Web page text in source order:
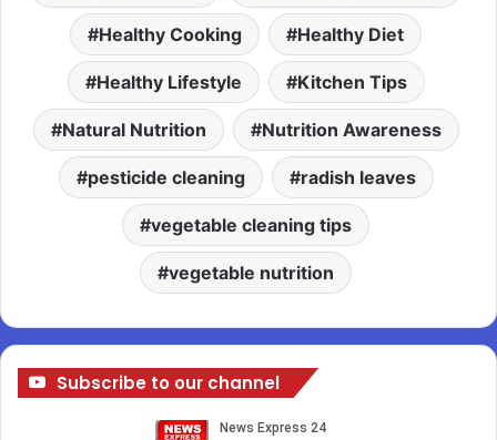
Healthy Cooking Healthy Diet
Healthy Lifestyle Kitchen Tips
Natural Nutrition Nutrition Awareness
pesticide cleaning radish leaves
vegetable cleaning tips
vegetable nutrition
Subscribe to our channel